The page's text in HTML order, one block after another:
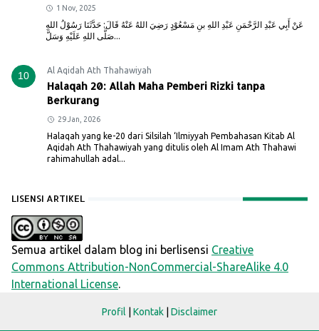
1 Nov, 2025
عَنْ أَبِي عَبْدِ الرَّحْمَنِ عَبْدِ اللهِ بنِ مَسْعُوْدٍ رَضِيَ اللهُ عَنْهُ قَالَ: حَدَّثَنَا رَسُوْلُ اللهِ
صَلَّى اللهِ عَلَيْهِ وَسَلَّ...
10 Al Aqidah Ath Thahawiyah
Halaqah 20: Allah Maha Pemberi Rizki tanpa
Berkurang
29 Jan, 2026
Halaqah yang ke-20 dari Silsilah ‘Ilmiyyah Pembahasan Kitab Al
Aqidah Ath Thahawiyah yang ditulis oleh Al Imam Ath Thahawi
rahimahullah adal...
LISENSI ARTIKEL
Semua artikel dalam blog ini berlisensi Creative
Commons Attribution-NonCommercial-ShareAlike 4.0
International License
Profil | Kontak | Disclaimer